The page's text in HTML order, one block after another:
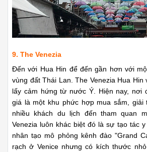
9. The Venezia
Đến với Hua Hin để đến gần hơn với
vùng đất Thái Lan. The Venezia Hua Hin
lấy cảm hứng từ nước Ý. Hiện nay, nơi
giá là một khu phức hợp mua sắm,
nhiều khách du lịch đến tham quan
Venezia luôn khác biệt đó là sự tạo tác y
nhân tạo mô phỏng kênh đào "Grand
rạch ở Venice nhưng có kích thước